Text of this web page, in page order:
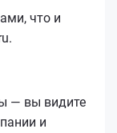
что и
— вы видите
и